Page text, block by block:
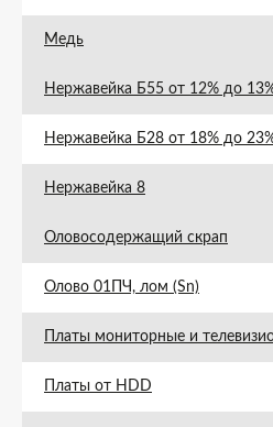
Медь
Нержавейка Б55 от 12% до
Нержавейка Б28 от 18% до
Нержавейка 8
Оловосодержащий скрап
Олово 01ПЧ, лом (Sn)
Платы мониторные и
Платы от HDD